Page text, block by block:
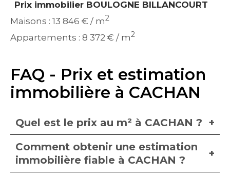
Prix immobilier BOULOGNE BILLANCOURT
Maisons : 13 846 € / m2
Appartements : 8 372 € / m2
FAQ - Prix et estimation
immobilière à CACHAN
Quel est le prix au m² à CACHAN ?
Comment obtenir une estimation
immobilière fiable à CACHAN ?